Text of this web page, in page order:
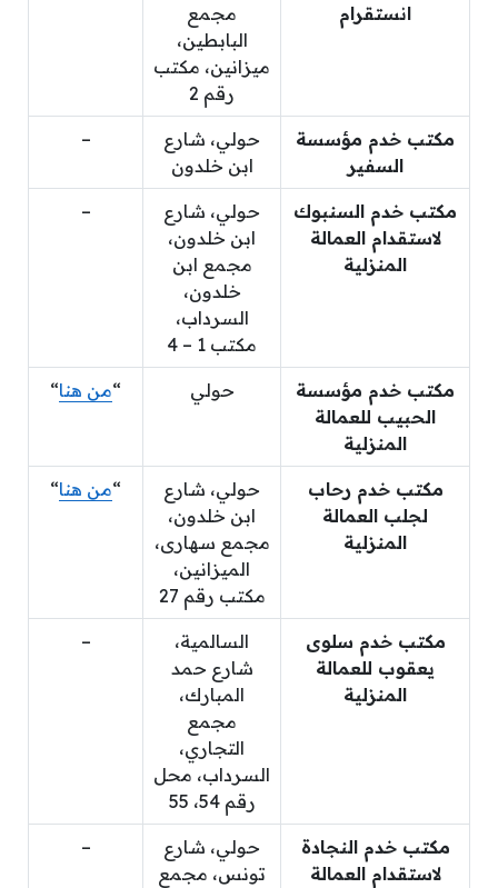
انستقرام
مجمع
البابطين،
ميزانين، مكتب
رقم 2
مكتب خدم مؤسسة
السفير
حولي، شارع
ابن خلدون
–
مكتب خدم السنبوك
لاستقدام العمالة
المنزلية
حولي، شارع
ابن خلدون،
مجمع ابن
خلدون،
السرداب،
مكتب 1 – 4
–
مكتب خدم مؤسسة
الحبيب للعمالة
المنزلية
حولي “من هنا“
مكتب خدم رحاب
لجلب العمالة
المنزلية
حولي، شارع
ابن خلدون،
مجمع سهارى،
الميزانين،
مكتب رقم 27
“من هنا“
مكتب خدم سلوى
يعقوب للعمالة
المنزلية
السالمية،
شارع حمد
المبارك،
مجمع
التجاري،
السرداب، محل
رقم 54، 55
–
مكتب خدم النجادة
لاستقدام العمالة
حولي، شارع
تونس، مجمع
–